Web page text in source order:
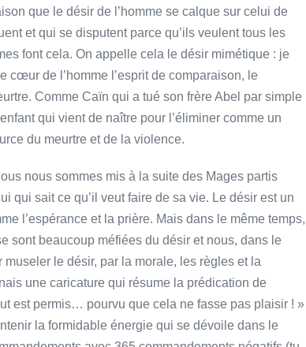
que le désir de l’homme se calque sur celui de
et qui se disputent parce qu’ils veulent tous les
font cela. On appelle cela le désir mimétique : je
cœur de l’homme l’esprit de comparaison, le
Comme Caïn qui a tué son frère Abel par simple
qui vient de naître pour l’éliminer comme un
du meurtre et de la violence.
nous sommes mis à la suite des Mages partis
qui sait ce qu’il veut faire de sa vie. Le désir est un
l’espérance et la prière. Mais dans le même temps,
sont beaucoup méfiées du désir et nous, dans le
le désir, par la morale, les règles et la
une caricature qui résume la prédication de
est permis… pourvu que cela ne fasse pas plaisir ! »
la formidable énergie qui se dévoile dans le